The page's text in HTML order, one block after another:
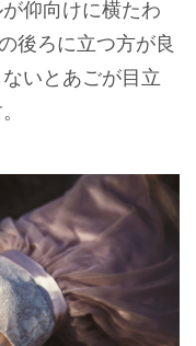
仰向けに横たわ
後ろに立つ方が良
いとあごが目立